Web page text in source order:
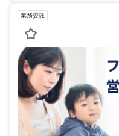
業務委託